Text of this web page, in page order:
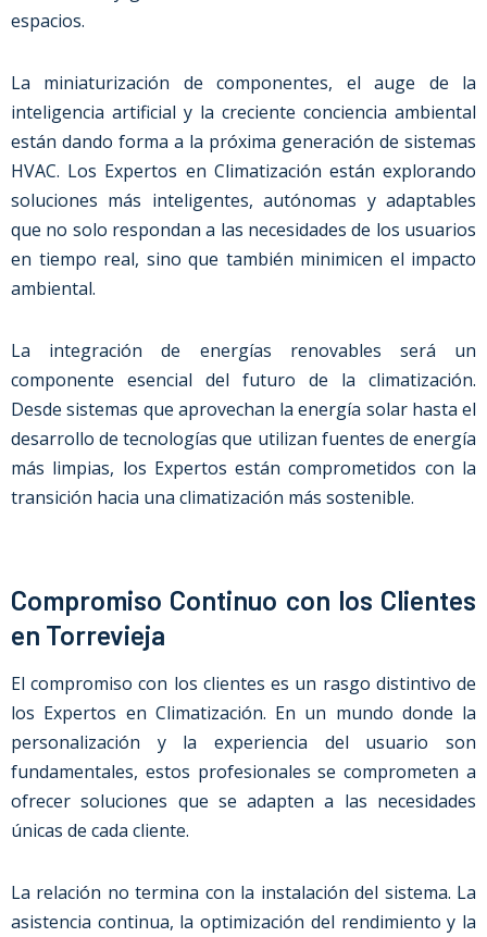
espacios.
La miniaturización de componentes, el auge de la
inteligencia artificial y la creciente conciencia ambiental
están dando forma a la próxima generación de sistemas
HVAC. Los Expertos en Climatización están explorando
soluciones más inteligentes, autónomas y adaptables
que no solo respondan a las necesidades de los usuarios
en tiempo real, sino que también minimicen el impacto
ambiental.
La integración de energías renovables será un
componente esencial del futuro de la climatización.
Desde sistemas que aprovechan la energía solar hasta el
desarrollo de tecnologías que utilizan fuentes de energía
más limpias, los Expertos están comprometidos con la
transición hacia una climatización más sostenible.
Compromiso Continuo con los Clientes
en Torrevieja
El compromiso con los clientes es un rasgo distintivo de
los Expertos en Climatización. En un mundo donde la
personalización y la experiencia del usuario son
fundamentales, estos profesionales se comprometen a
ofrecer soluciones que se adapten a las necesidades
únicas de cada cliente.
La relación no termina con la instalación del sistema. La
asistencia continua, la optimización del rendimiento y la